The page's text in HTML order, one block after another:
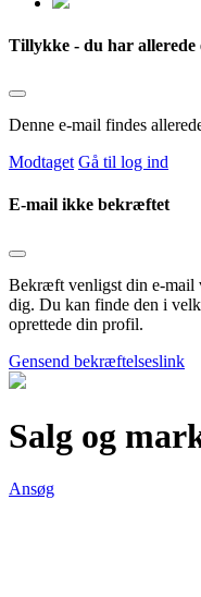
Tillykke - du har allerede
Denne e-mail findes
Modtaget Gå til log ind
E-mail ikke bekræftet
Bekræft venligst din e-mail
dig. Du kan finde den i
oprettede din profil.
Gensend bekræftelseslink
Salg og
Ansøg